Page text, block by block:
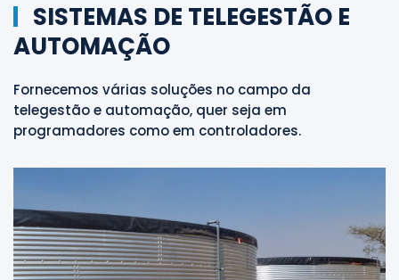
SISTEMAS DE TELEGESTÃO E
AUTOMAÇÃO
Fornecemos várias soluções no campo da
telegestão e automação, quer seja em
programadores como em controladores.